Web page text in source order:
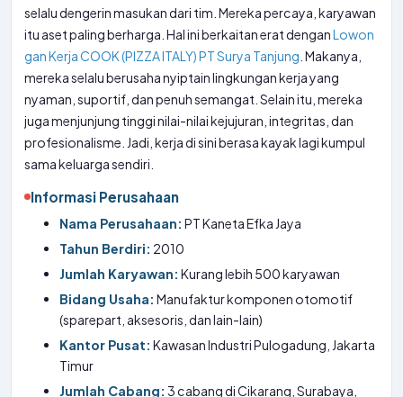
selalu dengerin masukan dari tim. Mereka percaya, karyawan
itu aset paling berharga. Hal ini berkaitan erat denganLowon
gan Kerja COOK (PIZZA ITALY) PT Surya Tanjung . Makanya,
mereka selalu berusaha nyiptain lingkungan kerja yang
nyaman, suportif, dan penuh semangat. Selain itu, mereka
juga menjunjung tinggi nilai-nilai kejujuran, integritas, dan
profesionalisme. Jadi, kerja di sini berasa kayak lagi kumpul
sama keluarga sendiri.
Informasi Perusahaan
Nama Perusahaan: PT Kaneta Efka Jaya
Tahun Berdiri: 2010
Jumlah Karyawan: Kurang lebih 500 karyawan
Bidang Usaha: Manufaktur komponen otomotif
(sparepart, aksesoris, dan lain-lain)
Kantor Pusat: Kawasan Industri Pulogadung, Jakarta
Timur
Jumlah Cabang: 3 cabang di Cikarang, Surabaya,